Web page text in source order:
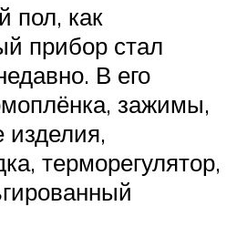
пол, как
прибор стал
В его
зажимы,
изделия,
терморегулятор,